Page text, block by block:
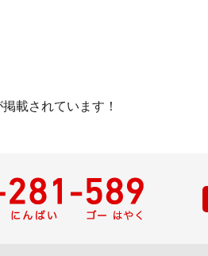
載されています！